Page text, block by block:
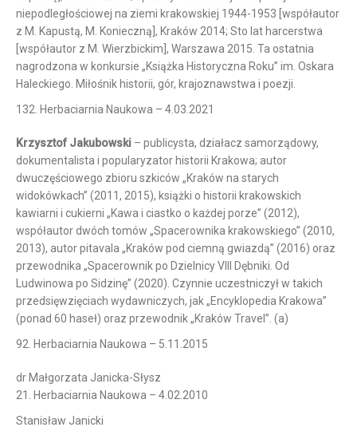
niepodległościowej na ziemi krakowskiej 1944-1953 [współautor
z M. Kapustą, M. Konieczną], Kraków 2014; Sto lat harcerstwa
[współautor z M. Wierzbickim], Warszawa 2015. Ta ostatnia
nagrodzona w konkursie „Książka Historyczna Roku” im. Oskara
Haleckiego. Miłośnik historii, gór, krajoznawstwa i poezji.
132. Herbaciarnia Naukowa – 4.03.2021
Krzysztof Jakubowski – publicysta, działacz samorządowy,
dokumentalista i popularyzator historii Krakowa; autor
dwuczęściowego zbioru szkiców „Kraków na starych
widokówkach” (2011, 2015), książki o historii krakowskich
kawiarni i cukierni „Kawa i ciastko o każdej porze” (2012),
współautor dwóch tomów „Spacerownika krakowskiego” (2010,
2013), autor pitavala „Kraków pod ciemną gwiazdą” (2016) oraz
przewodnika „Spacerownik po Dzielnicy VIII Dębniki. Od
Ludwinowa po Sidzinę” (2020). Czynnie uczestniczył w takich
przedsięwzięciach wydawniczych, jak „Encyklopedia Krakowa”
(ponad 60 haseł) oraz przewodnik „Kraków Travel”. (a)
92. Herbaciarnia Naukowa – 5.11.2015
dr Małgorzata Janicka-Słysz
21. Herbaciarnia Naukowa – 4.02.2010
Stanisław Janicki